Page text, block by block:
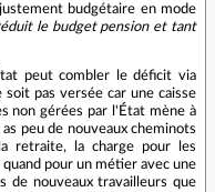
budgétaire en mode
le budget pension et tant
peut combler le déficit via
pas versée car une caisse
non gérées par l'État mène à
peu de nouveaux cheminots
retraite, la charge pour les
pour un métier avec une
de nouveaux travailleurs que